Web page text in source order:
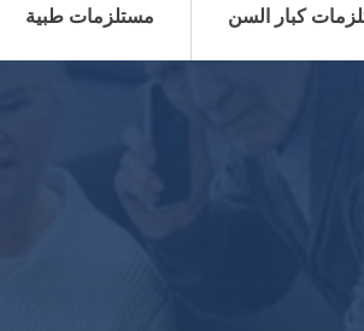
مستلزمات طبية كبار السن